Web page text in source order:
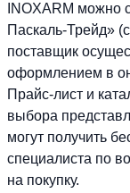
INOXARM можно
Паскаль-Трейд»
поставщик
оформлением в
Прайс-лист и
выбора
могут получить
специалиста по
на покупку.